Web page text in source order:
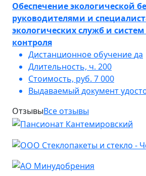
Обеспечение экологической
руководителями и
экологических служб и
контроля
Дистанционное обучениеда
Длительность, ч. 200
Стоимость, руб. 7 000
Выдаваемый документ
ОтзывыВсе отзывы